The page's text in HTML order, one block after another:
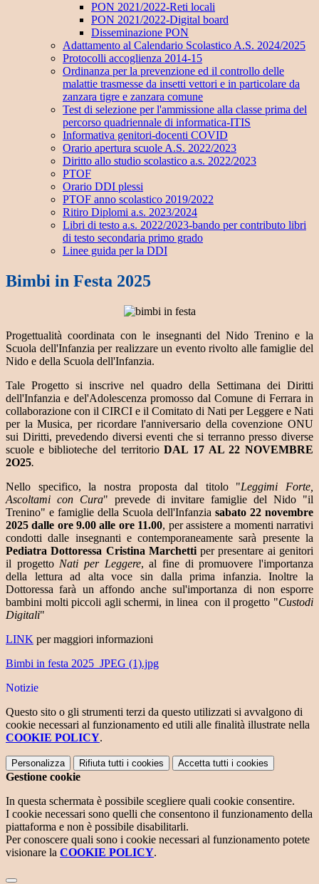
PON 2021/2022-Reti locali
PON 2021/2022-Digital board
Disseminazione PON
Adattamento al Calendario Scolastico A.S. 2024/2025
Protocolli accoglienza 2014-15
Ordinanza per la prevenzione ed il controllo delle
malattie trasmesse da insetti vettori e in particolare da
zanzara tigre e zanzara comune
Test di selezione per l'ammissione alla classe prima del
percorso quadriennale di informatica-ITIS
Informativa genitori-docenti COVID
Orario apertura scuole A.S. 2022/2023
Diritto allo studio scolastico a.s. 2022/2023
PTOF
Orario DDI plessi
PTOF anno scolastico 2019/2022
Ritiro Diplomi a.s. 2023/2024
Libri di testo a.s. 2022/2023-bando per contributo libri
di testo secondaria primo grado
Linee guida per la DDI
Bimbi in Festa 2025
Progettualità coordinata con le insegnanti del Nido Trenino e la
Scuola dell'Infanzia per realizzare un evento rivolto alle famiglie del
Nido e della Scuola dell'Infanzia.
Tale Progetto si inscrive nel quadro della Settimana dei Diritti
dell'Infanzia e del'Adolescenza promosso dal Comune di Ferrara in
collaborazione con il CIRCI e il Comitato di Nati per Leggere e Nati
per la Musica, per ricordare l'anniversario della covenzione ONU
sui Diritti, prevedendo diversi eventi che si terranno presso diverse
scuole e biblioteche del territorioDAL 17 AL 22 NOVEMBRE
2O25.
Nello specifico, la nostra proposta dal titolo "Leggimi Forte,
Ascoltami con Cura" prevede di invitare famiglie del Nido "il
Trenino" e famiglie della Scuola dell'Infanzia sabato 22 novembre
2025 dalle ore 9.00 alle ore 11.00, per assistere a momenti narrativi
condotti dalle insegnanti e contemporaneamente sarà presente la
Pediatra Dottoressa Cristina Marchettiper presentare ai genitori
il progetto Nati per Leggere, al fine di promuovere l'importanza
della lettura ad alta voce sin dalla prima infanzia. Inoltre la
Dottoressa farà un affondo anche sul'importanza di non esporre
bambini molti piccoli agli schermi, in linea con il progetto "Custodi
Digitali"
LINK per maggiori informazioni
Bimbi in festa 2025_JPEG (1).jpg
Notizie
Questo sito o gli strumenti terzi da questo utilizzati si avvalgono di
cookie necessari al funzionamento ed utili alle finalità illustrate nella
COOKIE POLICY.
Personalizza Rifiuta tutti i cookies Accetta tutti i cookies
Gestione cookie
In questa schermata è possibile scegliere quali cookie consentire.
I cookie necessari sono quelli che consentono il funzionamento della
piattaforma e non è possibile disabilitarli.
Per conoscere quali sono i cookie necessari al funzionamento potete
visionare la COOKIE POLICY.